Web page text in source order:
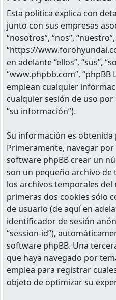
Esta política explica con
junto con sus empresas
“nosotros”, “nos”,
“https://
en adelante “ellos”, “sus”,
“www.phpbb.com”, “phpBB
emplean cualquier
cualquier sesión de uso
“su información”).
Su información es obtenida
Primeramente, navegar por
software phpBB crear un
son un pequeño archivo de
los archivos temporales del
primeras dos cookies sólo
de usuario (de aquí en
identificador de sesión
“session-id”),
software phpBB. Una
que haya navegado por
emplea para registrar
objeto de optimizar su